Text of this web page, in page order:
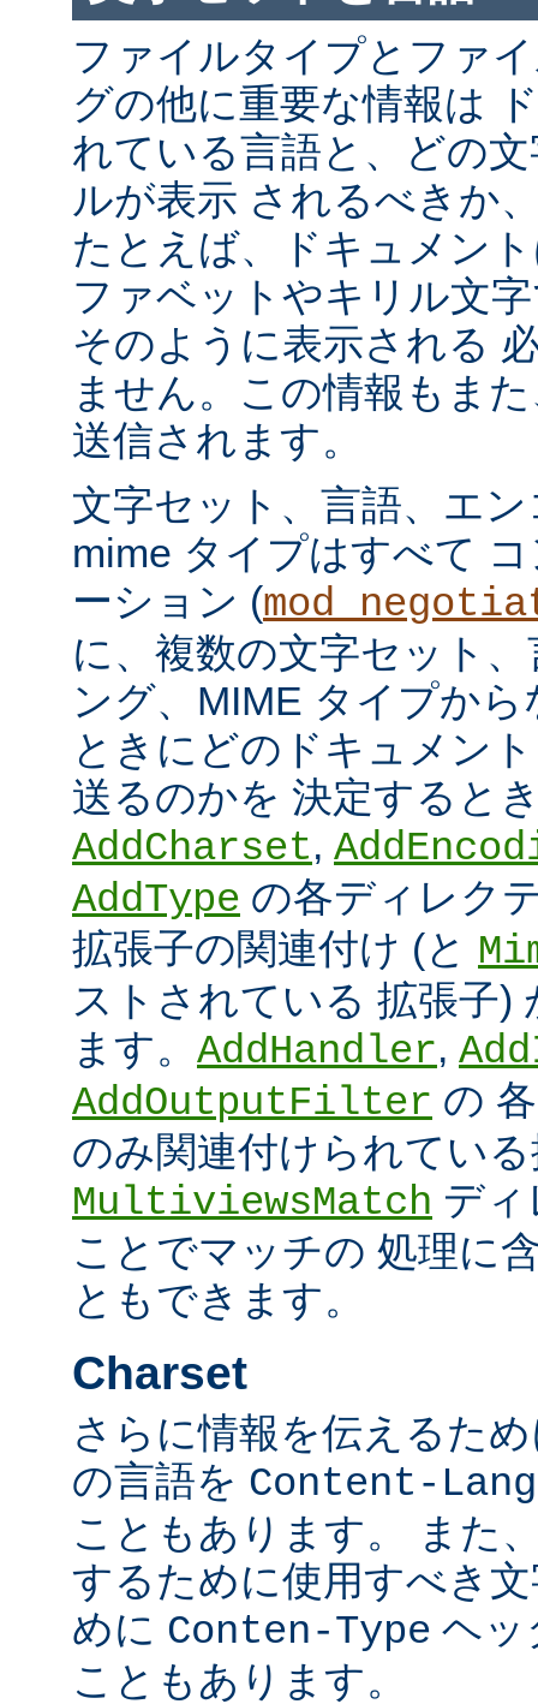
ファイルタイプとファ
グの他に重要な情報は
れている言語と、どの
ルが表示 されるべきか
たとえば、ドキュメン
ファベットやキリル文
そのように表示される
ません。この情報もま
送信されます。
文字セット、言語、エ
mime タイプはすべて
ーション (
に、複数の文字セット
ング、MIME タイプか
ときにどのドキュメン
送るのかを 決定すると
AddCharset,
AddType の各ディレク
拡張子の関連付け (と
ストされている 拡張子)
ます。 AddHandler,
AddOutputFilter の
のみ関連付けられてい
MultiviewsMatch デ
ことでマッチの 処理に
ともできます。
Charset
さらに情報を伝えるた
の言語を Content-
こともあります。 また
するために使用すべき
めに Conten-Type ヘッ
こともあります。